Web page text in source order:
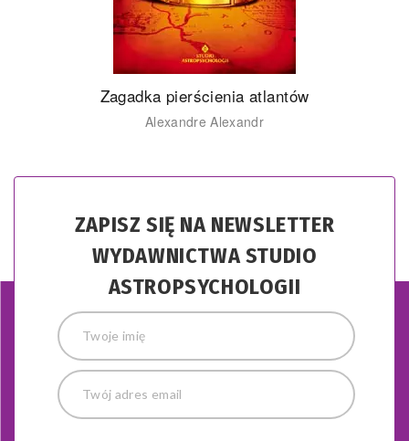
Zagadka pierścienia atlantów
Alexandre Alexandr
ZAPISZ SIĘ NA NEWSLETTER
WYDAWNICTWA STUDIO
ASTROPSYCHOLOGII